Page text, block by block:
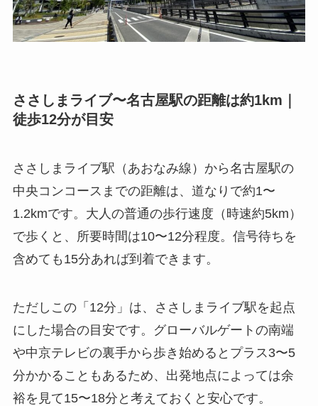
ささしまライブ〜名古屋駅の距離は約1km｜
徒歩12分が目安
ささしまライブ駅（あおなみ線）から名古屋駅の
中央コンコースまでの距離は、道なりで約1〜
1.2kmです。大人の普通の歩行速度（時速約5km）
で歩くと、所要時間は10〜12分程度。信号待ちを
含めても15分あれば到着できます。
ただしこの「12分」は、ささしまライブ駅を起点
にした場合の目安です。グローバルゲートの南端
や中京テレビの裏手から歩き始めるとプラス3〜5
分かかることもあるため、出発地点によっては余
裕を見て15〜18分と考えておくと安心です。